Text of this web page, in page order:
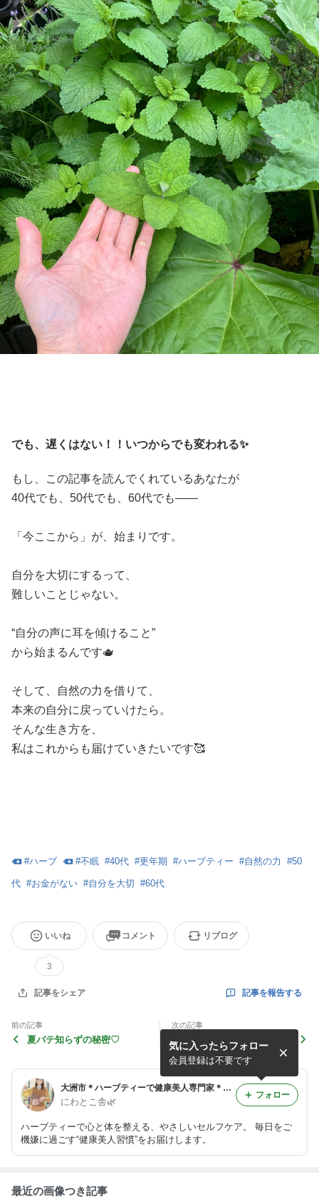
でも、遅くはない！！いつからでも変われる✨
もし、この記事を読んでくれているあなたが
40代でも、50代でも、60代でも――
「今ここから」が、始まりです。
自分を大切にするって、
難しいことじゃない。
“自分の声に耳を傾けること”
から始まるんです🫖
そして、自然の力を借りて、
本来の自分に戻っていけたら。
そんな生き方を、
私はこれからも届けていきたいです🥰
#ハーブ #不眠 #40代 #更年期 #ハーブティー #自然の力 #50
代 #お金がない #自分を大切 #60代
いいね
3
コメント リブログ
記事をシェア 記事を報告する
前の記事
夏バテ知らずの秘密♡
次の記事
時間の価値は、余白に宿る
大洲市＊ハーブティーで健康美人専門家＊JUNKO
にわとこ舎🌿
ハーブティーで心と体を整える、やさしいセルフケア。 毎日をご
機嫌に過ごす“健康美人習慣”をお届けします。
気に入ったらフォロー
会員登録は不要です
フォロー
最近の画像つき記事